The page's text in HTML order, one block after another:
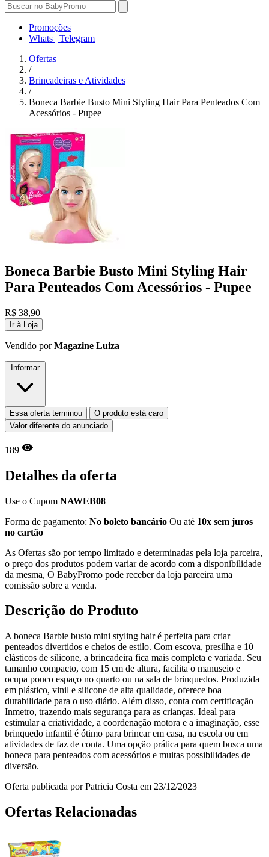
Promoções
Whats | Telegram
Ofertas
/
Brincadeiras e Atividades
/
Boneca Barbie Busto Mini Styling Hair Para Penteados Com
Acessórios - Pupee
Boneca Barbie Busto Mini Styling Hair
Para Penteados Com Acessórios - Pupee
R$ 38,90
Ir à Loja
Vendido porMagazine Luiza
Informar
Essa oferta terminou
O produto está caro
Valor diferente do anunciado
189
Detalhes da oferta
Use o Cupom NAWEB08
Forma de pagamento: No boleto bancário Ou até 10x sem juros
no cartão
As Ofertas são por tempo limitado e determinadas pela loja parceira,
o preço dos produtos podem variar de acordo com a disponibilidade
da mesma, O BabyPromo pode receber da loja parceira uma
comissão sobre a venda.
Descrição do Produto
A boneca Barbie busto mini styling hair é perfeita para criar
penteados divertidos e cheios de estilo. Com escova, presilha e 10
elásticos de silicone, a brincadeira fica mais completa e variada. Seu
tamanho compacto, com 15 cm de altura, facilita o manuseio e
ocupa pouco espaço no quarto ou na sala de brinquedos. Produzida
em plástico, vinil e silicone de alta qualidade, oferece boa
durabilidade para o uso diário. Além disso, conta com certificação
Inmetro, trazendo mais segurança para as crianças. Ideal para
estimular a criatividade, a coordenação motora e a imaginação, esse
brinquedo infantil é ótimo para brincar em casa, na escola ou em
atividades de faz de conta. Uma opção prática para quem busca uma
boneca para penteados com acessórios e muitas possibilidades de
diversão.
Oferta publicada por Patricia Costa em 23/12/2023
Ofertas Relacionadas